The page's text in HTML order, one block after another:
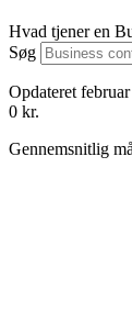
Hvad tjener en
Søg
Opdateret
0 kr.
Gennemsnitlig